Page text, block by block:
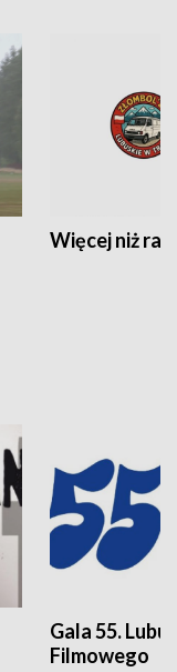
Więcej niż rajd
Gala 55.
Filmowego